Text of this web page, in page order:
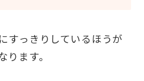
すっきりしているほうが
ます。